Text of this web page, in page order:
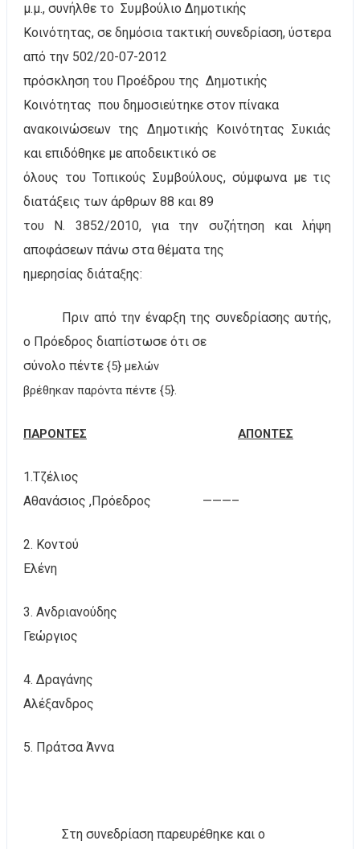
μ.μ., συνήλθε το Συμβούλιο Δημοτικής
Κοινότητας, σε δημόσια τακτική συνεδρίαση, ύστερα
από την 502/20-07-2012
πρόσκληση του Προέδρου της Δημοτικής
Κοινότητας που δημοσιεύτηκε στον πίνακα
ανακοινώσεων της Δημοτικής Κοινότητας Συκιάς
και επιδόθηκε με αποδεικτικό σε
όλους του Τοπικούς Συμβούλους, σύμφωνα με τις
διατάξεις των άρθρων 88 και 89
του Ν. 3852/2010, για την συζήτηση και λήψη
αποφάσεων πάνω στα θέματα της
ημερησίας διάταξης:
Πριν από την έναρξη της συνεδρίασης αυτής,
ο Πρόεδρος διαπίστωσε ότι σε
σύνολο πέντε {5} μελών
βρέθηκαν παρόντα πέντε {5}.
ΠΑΡΟΝΤΕΣ ΑΠΟΝΤΕΣ
1.Τζέλιος
Αθανάσιος ,Πρόεδρος
———–
2. Κοντού
Ελένη
3. Ανδριανούδης
Γεώργιος
4. Δραγάνης
Αλέξανδρος
5. Πράτσα Άννα
Στη συνεδρίαση παρευρέθηκε και ο